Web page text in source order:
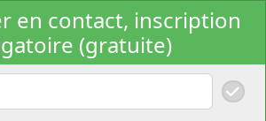
en contact, inscription
(gratuite)